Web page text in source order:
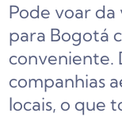
Pode voar
para Bogotá
conveniente.
companhias
locais, o que